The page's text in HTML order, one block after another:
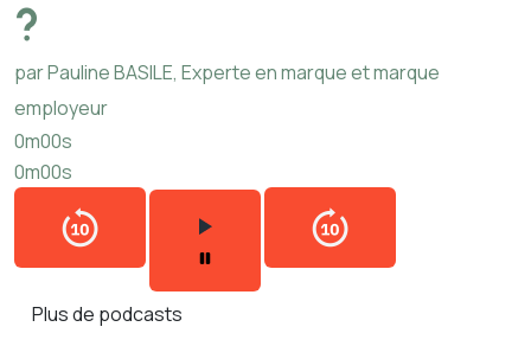
?
par Pauline BASILE, Experte en marque et marque
employeur
0m00s
0m00s
Plus de podcasts